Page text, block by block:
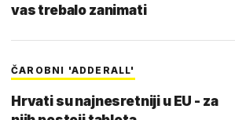
vas trebalo zanimati
ČAROBNI 'ADDERALL'
Hrvati su najnesretniji u EU - za